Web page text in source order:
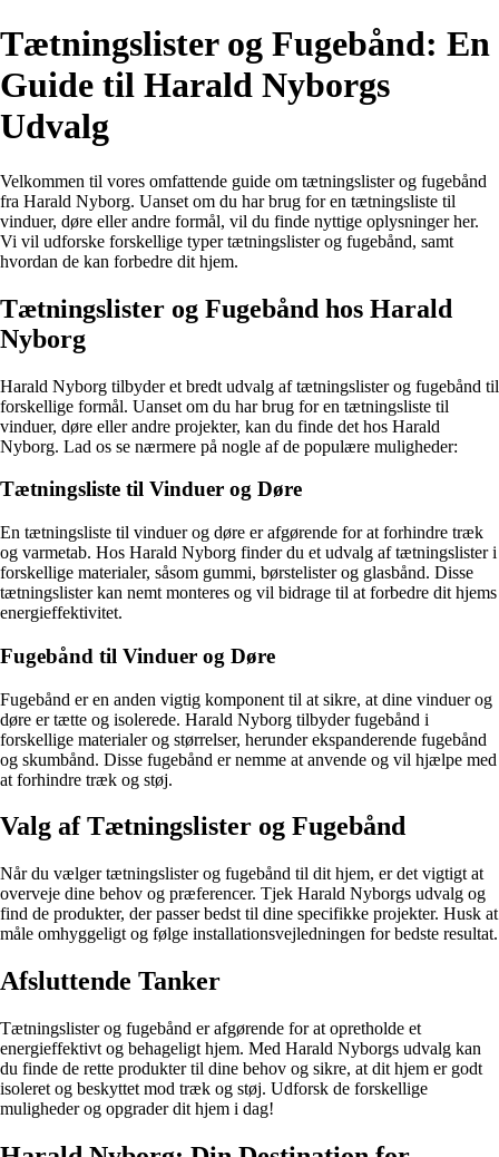
Tætningslister og Fugebånd: En
Guide til Harald Nyborgs
Udvalg
Velkommen til vores omfattende guide om tætningslister og fugebånd
fra Harald Nyborg. Uanset om du har brug for en tætningsliste til
vinduer, døre eller andre formål, vil du finde nyttige oplysninger her.
Vi vil udforske forskellige typer tætningslister og fugebånd, samt
hvordan de kan forbedre dit hjem.
Tætningslister og Fugebånd hos Harald
Nyborg
Harald Nyborg tilbyder et bredt udvalg af tætningslister og fugebånd til
forskellige formål. Uanset om du har brug for en tætningsliste til
vinduer, døre eller andre projekter, kan du finde det hos Harald
Nyborg. Lad os se nærmere på nogle af de populære muligheder:
Tætningsliste til Vinduer og Døre
En tætningsliste til vinduer og døre er afgørende for at forhindre træk
og varmetab. Hos Harald Nyborg finder du et udvalg af tætningslister i
forskellige materialer, såsom gummi, børstelister og glasbånd. Disse
tætningslister kan nemt monteres og vil bidrage til at forbedre dit hjems
energieffektivitet.
Fugebånd til Vinduer og Døre
Fugebånd er en anden vigtig komponent til at sikre, at dine vinduer og
døre er tætte og isolerede. Harald Nyborg tilbyder fugebånd i
forskellige materialer og størrelser, herunder ekspanderende fugebånd
og skumbånd. Disse fugebånd er nemme at anvende og vil hjælpe med
at forhindre træk og støj.
Valg af Tætningslister og Fugebånd
Når du vælger tætningslister og fugebånd til dit hjem, er det vigtigt at
overveje dine behov og præferencer. Tjek Harald Nyborgs udvalg og
find de produkter, der passer bedst til dine specifikke projekter. Husk at
måle omhyggeligt og følge installationsvejledningen for bedste resultat.
Afsluttende Tanker
Tætningslister og fugebånd er afgørende for at opretholde et
energieffektivt og behageligt hjem. Med Harald Nyborgs udvalg kan
du finde de rette produkter til dine behov og sikre, at dit hjem er godt
isoleret og beskyttet mod træk og støj. Udforsk de forskellige
muligheder og opgrader dit hjem i dag!